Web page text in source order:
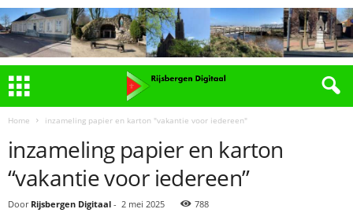
Home inzameling papier en karton "vakantie voor iedereen"
inzameling papier en karton
“vakantie voor iedereen”
Door Rijsbergen Digitaal - 2 mei 2025 788